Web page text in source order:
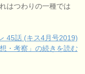
はつわりの一種では
45話 (キス4月号2019)
・考察」の続きを読む